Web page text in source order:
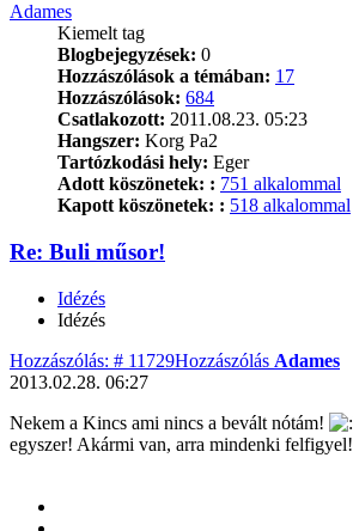
Adames
Kiemelt tag
Blogbejegyzések: 0
Hozzászólások a témában: 17
Hozzászólások: 684
Csatlakozott: 2011.08.23. 05:23
Hangszer: Korg Pa2
Tartózkodási hely: Eger
Adott köszönetek: : 751 alkalommal
Kapott köszönetek: : 518 alkalommal
Re: Buli műsor!
Idézés
Idézés
Hozzászólás: # 11729Hozzászólás Adames
2013.02.28. 06:27
Nekem a Kincs ami nincs a bevált nótám!
egyszer! Akármi van, arra mindenki felfigyel!